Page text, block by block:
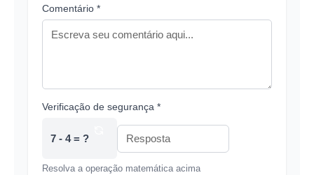
Comentário *
Verificação de segurança *
7 - 4 = ?
Resolva a operação matemática acima